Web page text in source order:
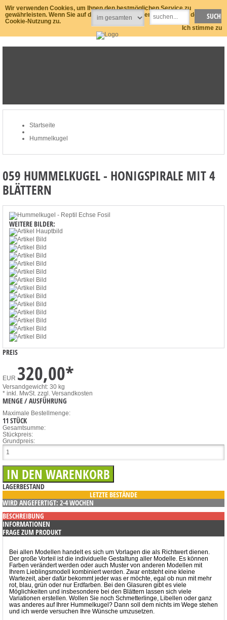
Wir verwenden Cookies, um Ihnen den bestmöglichen Service zu
gewährleisten. Wenn Sie auf der Seite weitersurfen stimmen Sie der
Cookie-Nutzung zu.
Ich stimme zu
Startseite
Hummelkugel
059 HUMMELKUGEL - HONIGSPIRALE MIT 4
BLÄTTERN
WEITERE BILDER:
PREIS
EUR 320,00*
Versandgewicht: 30 kg
* inkl. MwSt. zzgl. Versandkosten
MENGE / AUSFÜHRUNG
Maximale Bestellmenge:
11 STÜCK
Gesamtsumme:
Stückpreis:
Grundpreis:
LAGERBESTAND
LETZTE BESTÄNDE
WIRD ANGEFERTIGT: 2-4 WOCHEN
BESCHREIBUNG
INFORMATIONEN
FRAGE ZUM PRODUKT
Bei allen Modellen handelt es sich um Vorlagen die als Richtwert dienen.
Der große Vorteil ist die individuelle Gestaltung aller Modelle. Es können
Farben verändert werden oder auch Muster von anderen Modellen mit
Ihrem Lieblingsmodell kombiniert werden. Zwar entsteht eine kleine
Wartezeit, aber dafür bekommt jeder was er möchte, egal ob nun mit mehr
rot, blau, grün oder nur Erdfarben. Bei den Glasuren gibt es viele
Möglichkeiten und insbesondere bei den Blättern lassen sich viele
Variationen erstellen. Wollen Sie noch Schmetterlinge, Libellen oder ganz
was anderes auf Ihrer Hummelkugel? Dann soll dem nichts im Wege stehen
und ich werde versuchen Ihre Wünsche umzusetzen.